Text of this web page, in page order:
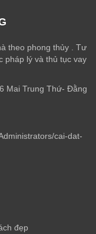
theo phong thủy . Tư
pháp lý và thủ tục vay
Mai Trung Thứ- Đằng
cai-dat-
đẹp